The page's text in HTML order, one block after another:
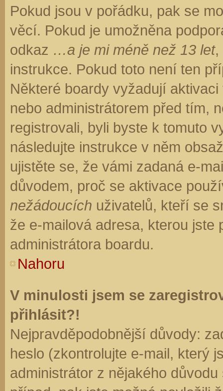
Pokud jsou v pořádku, pak se
věcí. Pokud je umožněna
odkaz …a je mi méně než 13 let,
instrukce. Pokud toto není ten
Některé boardy vyžadují
nebo administrátorem před tím,
registrovali, byli byste k tomuto
následujte instrukce v něm
ujistěte se, že vámi zadaná e-
důvodem, proč se aktivace
nežádoucích uživatelů, kteří se
že e-mailová adresa, kterou jste
administrátora boardu.
Nahoru
V minulosti jsem se
přihlásit?!
Nejpravděpodobnější důvody:
heslo (zkontrolujte e-mail, který
administrátor z nějakého